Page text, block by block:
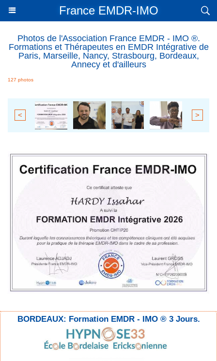
France EMDR-IMO
Photos de l'Association France EMDR - IMO ®.
Formations et Thérapeutes en EMDR Intégrative de
Paris, Marseille, Nancy, Strasbourg, Bordeaux,
Annecy et d'ailleurs
127 photos
< >
BORDEAUX: Formation EMDR - IMO ® 3 Jours.